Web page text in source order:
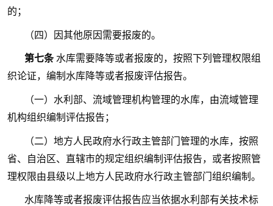
的；
（四）因其他原因需要报废的。
第七条水库需要降等或者报废的，按照下列管理权限组
织论证，编制水库降等或者报废评估报告。
（一）水利部、流域管理机构管理的水库，由流域管理
机构组织编制评估报告；
（二）地方人民政府水行政主管部门管理的水库，按照
省、自治区、直辖市的规定组织编制评估报告，或者按照管
理权限由县级以上地方人民政府水行政主管部门组织编制。
水库降等或者报废评估报告应当依据水利部有关技术标